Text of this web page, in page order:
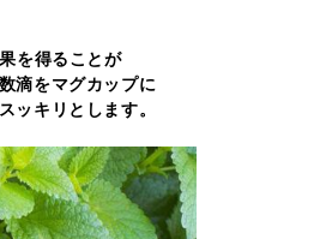
を得ることが
滴をマグカップに
ッキリとします。